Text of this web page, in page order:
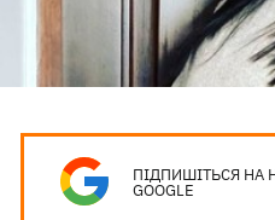
ПІДПИШІТЬСЯ НА
GOOGLE